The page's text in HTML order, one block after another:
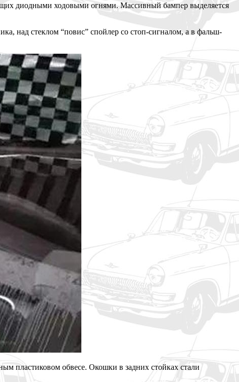
диодными ходовыми огнями. Массивный бампер выделяется
над стеклом “повис” спойлер со стоп-сигналом, а в фальш-
пластиковом обвесе. Окошки в задних стойках стали